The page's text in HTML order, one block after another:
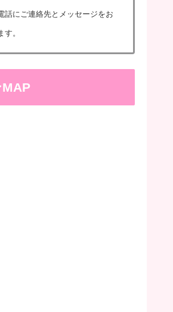
話にご連絡先とメッセージをお
す。